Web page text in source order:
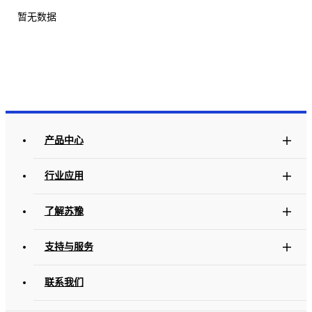
暂无数据
产品中心
行业应用
了解苏豫
支持与服务
联系我们